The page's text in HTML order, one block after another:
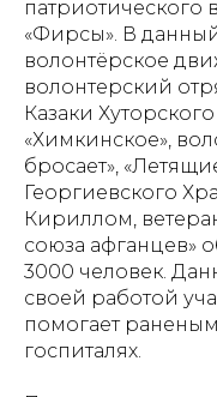
«Фирсы». В
волонтёрское
волонтерский
Казаки
«Химкинское»,
бросает»,
Георгиевского
Кириллом,
союза афганцев»
3000 человек.
своей работой
помогает
госпиталях.